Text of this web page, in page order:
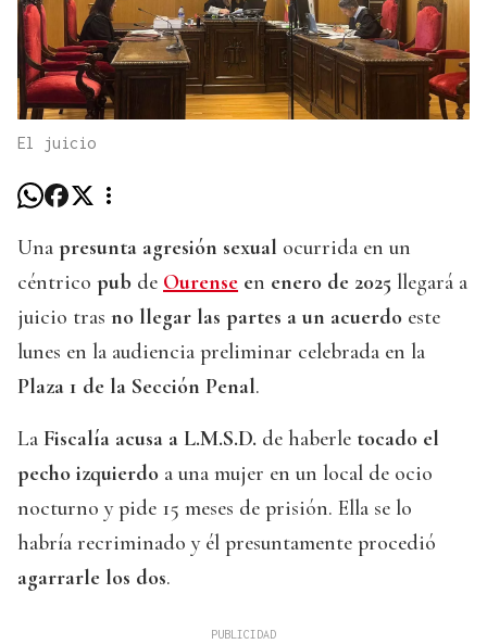
El juicio
Una presunta agresión sexual ocurrida en un
céntrico pub de Ourense en enero de 2025 llegará a
juicio tras no llegar las partes a un acuerdo este
lunes en la audiencia preliminar celebrada en la
Plaza 1 de la Sección Penal.
La Fiscalía acusa a L.M.S.D. de haberle tocado el
pecho izquierdo a una mujer en un local de ocio
nocturno y pide 15 meses de prisión. Ella se lo
habría recriminado y él presuntamente procedió
agarrarle los dos.